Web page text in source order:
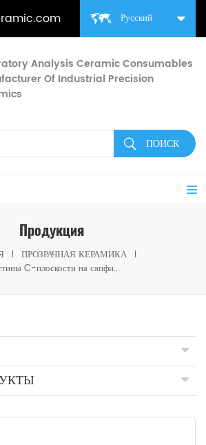
Русский
Analysis Ceramic Consumables
Of Industrial Precision
Продукция
ПРОЗРАЧНАЯ КЕРАМИКА
Пластины C-плоскости на сапфировой подложке для эпитаксии нитридов III-V при производстве полупроводниковых чипов